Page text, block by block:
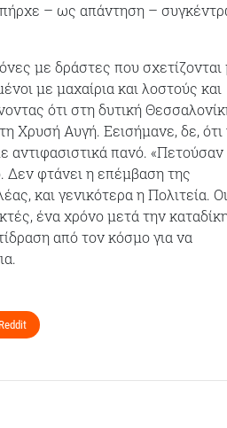
– ως απάντηση –
με δράστες που σχετίζονται
με μαχαίρια και λοστούς και
ότι στη δυτική
Χρυσή Αυγή. Εεισήμανε, δε, ότι
αντιφασιστικά πανό. «Πετούσαν
Δεν φτάνει η επέμβαση της
και γενικότερα η Πολιτεία.
ένα χρόνο μετά την
από τον κόσμο για να
Reddit